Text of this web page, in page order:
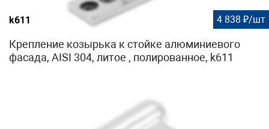
k611 4 838 ₽/шт
Крепление козырька к стойке алюминиевого
фасада, AISI 304, литое , полированное, k611